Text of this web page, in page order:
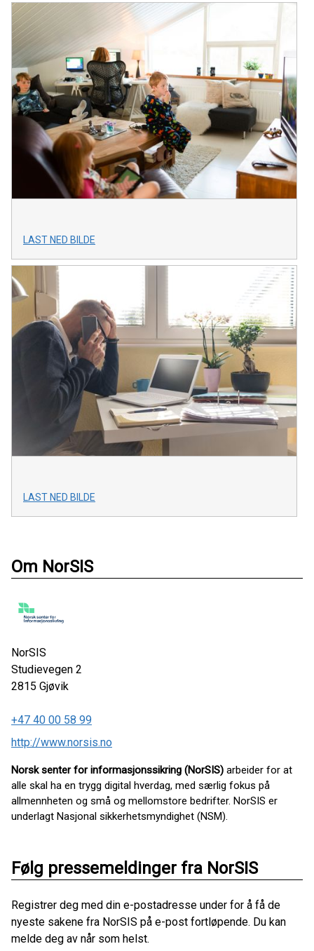
LAST NED BILDE
LAST NED BILDE
Om NorSIS
NorSIS
Studievegen 2
2815 Gjøvik
+47 40 00 58 99
http://www.norsis.no
Norsk senter for informasjonssikring (NorSIS) arbeider for at
alle skal ha en trygg digital hverdag, med særlig fokus på
allmennheten og små og mellomstore bedrifter. NorSIS er
underlagt Nasjonal sikkerhetsmyndighet (NSM).
Følg pressemeldinger fra NorSIS
Registrer deg med din e-postadresse under for å få de
nyeste sakene fra NorSIS på e-post fortløpende. Du kan
melde deg av når som helst.